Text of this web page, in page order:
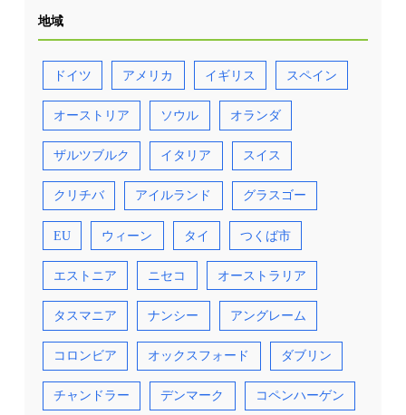
地域
ドイツ アメリカ イギリス スペイン
オーストリア ソウル オランダ
ザルツブルク イタリア スイス
クリチバ アイルランド グラスゴー
EU ウィーン タイ つくば市
エストニア ニセコ オーストラリア
タスマニア ナンシー アングレーム
コロンビア オックスフォード ダブリン
チャンドラー デンマーク コペンハーゲン